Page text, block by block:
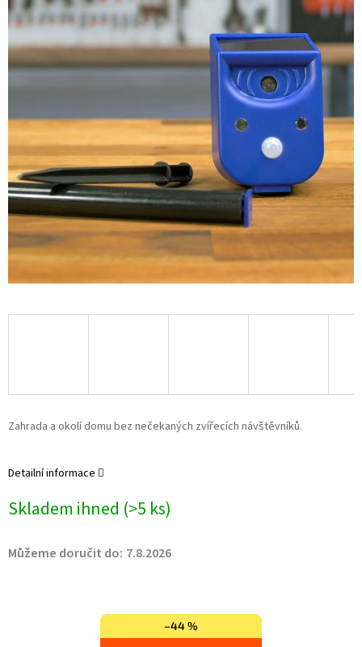
–44 %
Skladem ihned (>5 ks)
Můžeme doručit do: 7.8.2026
Zahrada a okolí domu bez nečekaných zvířecích návštěvníků.
Detailní informace